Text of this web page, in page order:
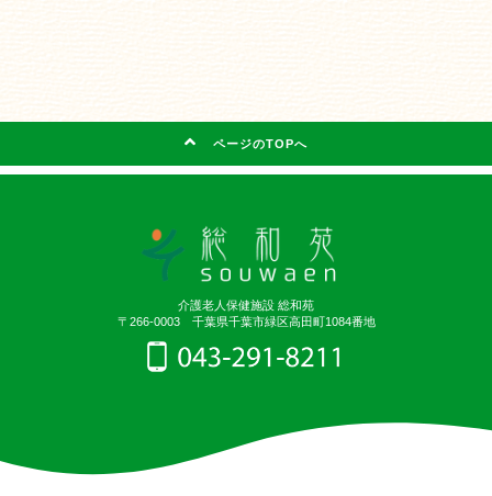
ページのTOPへ
介護老人保健施設 総和苑
〒266-0003 千葉県千葉市緑区高田町1084番地